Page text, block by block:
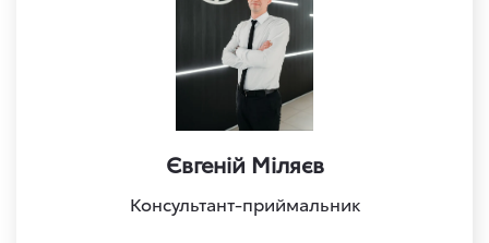
Євгеній Міляєв
Консультант-приймальник